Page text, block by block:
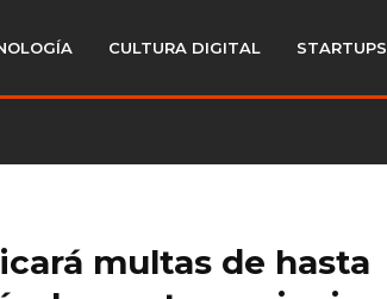
CULTURA DIGITAL STARTUPS
multas de hasta